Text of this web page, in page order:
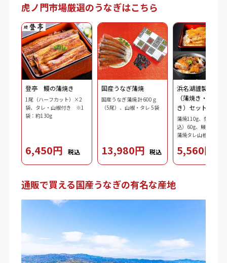
虎ノ門市場厳選のうなぎはこちら
登亭 鰻の蒲焼き
1尾（ハーフカット）×2
袋、タレ・山椒付き ※1
袋：約130g
6,450円 税込
国産うなぎ蒲焼
国産うなぎ蒲焼 計600ｇ
（5尾）、山椒・タレ 5袋
13,980円 税込
浜名湖謹製 鰻三
（蒲焼き・刻み
き）セット
蒲焼110g、刻み鰻（
込）60g、鰻肝蒲焼
蒲焼タレ山椒（タレ
3.7g、ダシ10ml、わ
5,560円
通販で買える国産うなぎの有名な産地